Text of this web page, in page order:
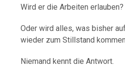
Wird er die Arbeiten erlauben?
Oder wird alles, was bisher
wieder zum Stillstand
Niemand kennt die Antwort.